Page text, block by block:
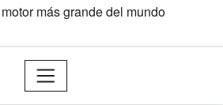
más grande del mundo